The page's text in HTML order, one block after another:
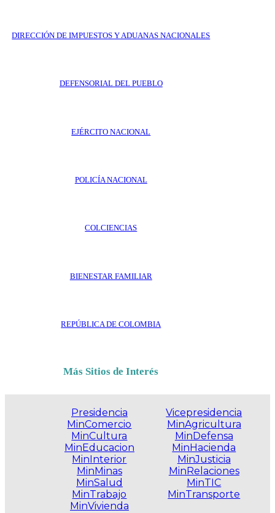
DIRECCIÓN DE IMPUESTOS Y ADUANAS NACIONALES
DEFENSORIAL DEL PUEBLO
EJÉRCITO NACIONAL
POLICÍA NACIONAL
COLCIENCIAS
BIENESTAR FAMILIAR
REPÚBLICA DE COLOMBIA
Más Sitios de Interés
Presidencia
MinComercio
MinCultura
MinEducacion
MinInterior
MinMinas
MinSalud
MinTrabajo
MinVivienda
Vicepresidencia
MinAgricultura
MinDefensa
MinHacienda
MinJusticia
MinRelaciones
MinTIC
MinTransporte